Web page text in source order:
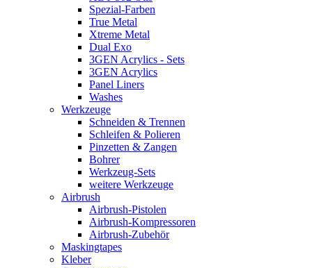
Spezial-Farben
True Metal
Xtreme Metal
Dual Exo
3GEN Acrylics - Sets
3GEN Acrylics
Panel Liners
Washes
Werkzeuge
Schneiden & Trennen
Schleifen & Polieren
Pinzetten & Zangen
Bohrer
Werkzeug-Sets
weitere Werkzeuge
Airbrush
Airbrush-Pistolen
Airbrush-Kompressoren
Airbrush-Zubehör
Maskingtapes
Kleber